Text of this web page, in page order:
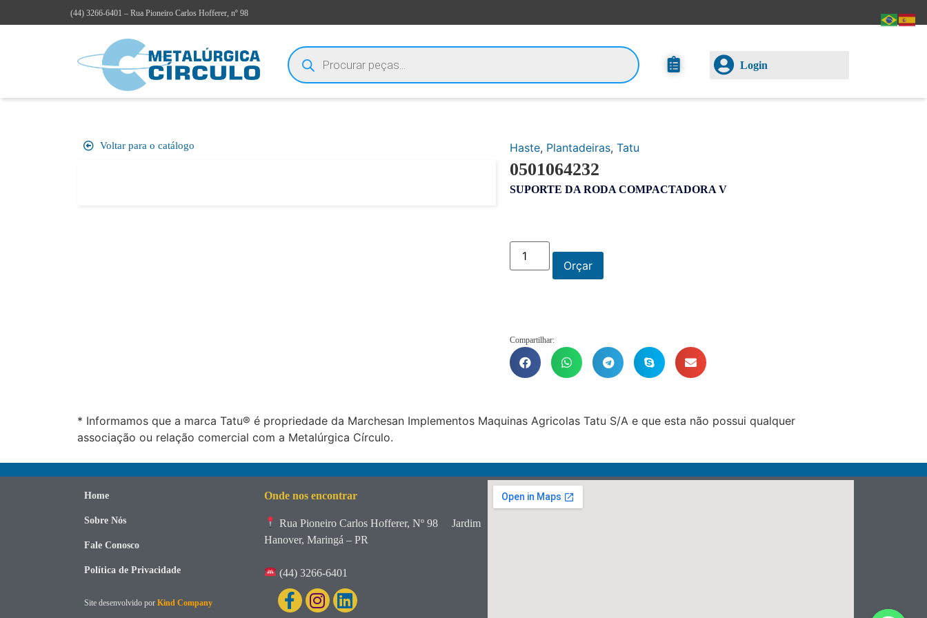
(44) 3266-6401 – Rua Pioneiro Carlos Hofferer, nº 98
Login
Voltar para o catálogo Haste, Plantadeiras, Tatu
0501064232
SUPORTE DA RODA COMPACTADORA V
Orçar
Compartilhar:
* Informamos que a marca Tatu® é propriedade da Marchesan Implementos Maquinas Agricolas Tatu S/A e que esta não possui qualquer
associação ou relação comercial com a Metalúrgica Círculo.
Home
Sobre Nós
Fale Conosco
Política de Privacidade
Site desenvolvido por Kind Company
Onde nos encontrar
Rua Pioneiro Carlos Hofferer, Nº 98
Jardim
Hanover, Maringá – PR
(44) 3266-6401